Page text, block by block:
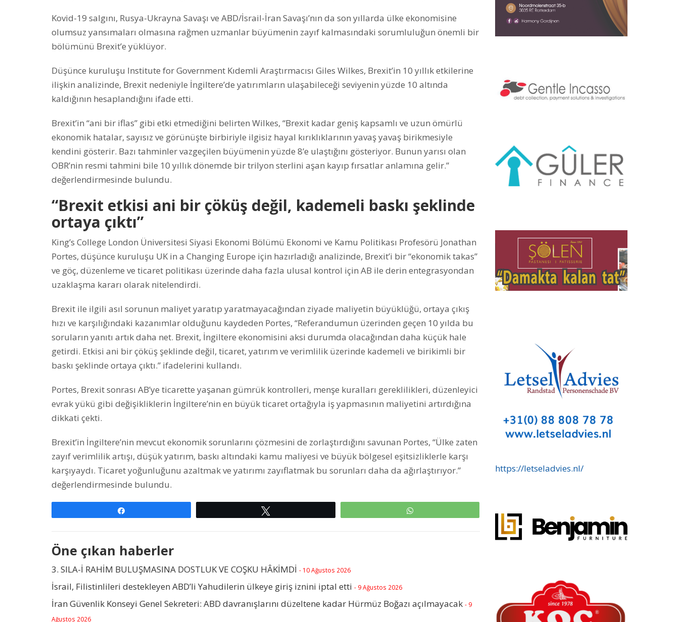
Kovid-19 salgını, Rusya-Ukrayna Savaşı ve ABD/İsrail-İran Savaşı’nın da son yıllarda ülke ekonomisine
olumsuz yansımaları olmasına rağmen uzmanlar büyümenin zayıf kalmasındaki sorumluluğun önemli bir
bölümünü Brexit’e yüklüyor.
Düşünce kuruluşu Institute for Government Kıdemli Araştırmacısı Giles Wilkes, Brexit’in 10 yıllık etkilerine
ilişkin analizinde, Brexit nedeniyle İngiltere’de yatırımların ulaşabileceği seviyenin yüzde 10 altında
kaldığının hesaplandığını ifade etti.
Brexit’in “ani bir iflas” gibi etki etmediğini belirten Wilkes, “Brexit kadar geniş kapsamlı ve uzun ömürlü
ekonomik hatalar, sayısız ve görünüşte birbiriyle ilgisiz hayal kırıklıklarının yavaş yavaş birikmesiyle
kendini gösterir. Bazı tahminler vazgeçilen büyümenin yüzde 8’e ulaştığını gösteriyor. Bunun yarısı olan
OBR’nin resmi tahmini bile 10 yıllık dönemde bir trilyon sterlini aşan kayıp fırsatlar anlamına gelir.”
değerlendirmesinde bulundu.
“Brexit etkisi ani bir çöküş değil, kademeli baskı şeklinde
ortaya çıktı”
King’s College London Üniversitesi Siyasi Ekonomi Bölümü Ekonomi ve Kamu Politikası Profesörü Jonathan
Portes, düşünce kuruluşu UK in a Changing Europe için hazırladığı analizinde, Brexit’i bir “ekonomik takas”
ve göç, düzenleme ve ticaret politikası üzerinde daha fazla ulusal kontrol için AB ile derin entegrasyondan
uzaklaşma kararı olarak nitelendirdi.
Brexit ile ilgili asıl sorunun maliyet yaratıp yaratmayacağından ziyade maliyetin büyüklüğü, ortaya çıkış
hızı ve karşılığındaki kazanımlar olduğunu kaydeden Portes, “Referandumun üzerinden geçen 10 yılda bu
soruların yanıtı artık daha net. Brexit, İngiltere ekonomisini aksi durumda olacağından daha küçük hale
getirdi. Etkisi ani bir çöküş şeklinde değil, ticaret, yatırım ve verimlilik üzerinde kademeli ve birikimli bir
baskı şeklinde ortaya çıktı.” ifadelerini kullandı.
Portes, Brexit sonrası AB’ye ticarette yaşanan gümrük kontrolleri, menşe kuralları gereklilikleri, düzenleyici
evrak yükü gibi değişikliklerin İngiltere’nin en büyük ticaret ortağıyla iş yapmasının maliyetini artırdığına
dikkati çekti.
Brexit’in İngiltere’nin mevcut ekonomik sorunlarını çözmesini de zorlaştırdığını savunan Portes, “Ülke zaten
zayıf verimlilik artışı, düşük yatırım, baskı altındaki kamu maliyesi ve büyük bölgesel eşitsizliklerle karşı
karşıyaydı. Ticaret yoğunluğunu azaltmak ve yatırımı zayıflatmak bu sorunları daha da ağırlaştırıyor.”
değerlendirmesinde bulundu.
Öne çıkan haberler
3. SILA-İ RAHİM BULUŞMASINA DOSTLUK VE COŞKU HÂKİMDİ - 10 Ağustos 2026
İsrail, Filistinlileri destekleyen ABD’li Yahudilerin ülkeye giriş iznini iptal etti - 9 Ağustos 2026
İran Güvenlik Konseyi Genel Sekreteri: ABD davranışlarını düzeltene kadar Hürmüz Boğazı açılmayacak - 9
Ağustos 2026
https://letseladvies.nl/